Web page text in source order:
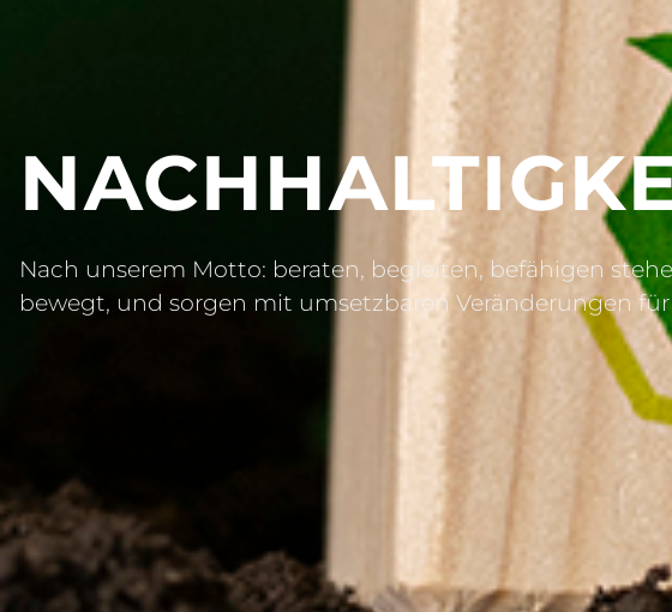
Nach unserem Motto: beraten, begleiten, befähigen
bewegt, und sorgen mit umsetzbaren Veränderungen